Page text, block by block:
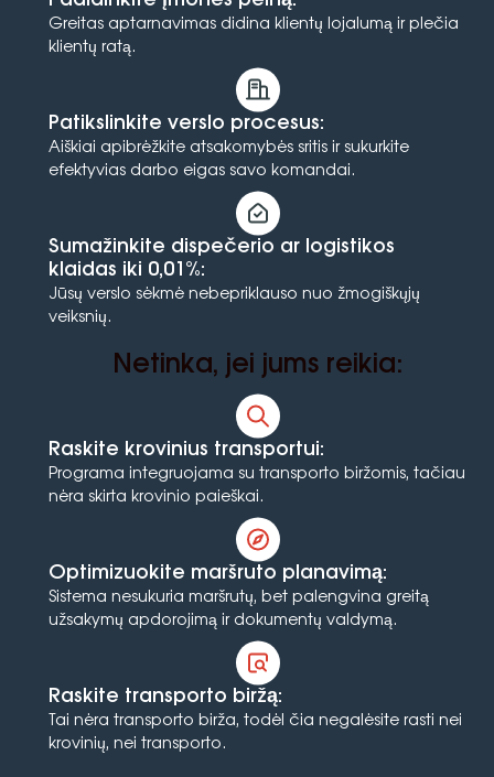
Greitas aptarnavimas didina klientų lojalumą ir plečia
klientų ratą.
Patikslinkite verslo procesus:
Aiškiai apibrėžkite atsakomybės sritis ir sukurkite
efektyvias darbo eigas savo komandai.
Sumažinkite dispečerio ar logistikos
klaidas iki 0,01%:
Jūsų verslo sėkmė nebepriklauso nuo žmogiškųjų
veiksnių.
Netinka, jei jums reikia:
Raskite krovinius transportui:
Programa integruojama su transporto biržomis, tačiau
nėra skirta krovinio paieškai.
Optimizuokite maršruto planavimą:
Sistema nesukuria maršrutų, bet palengvina greitą
užsakymų apdorojimą ir dokumentų valdymą.
Raskite transporto biržą:
Tai nėra transporto birža, todėl čia negalėsite rasti nei
krovinių, nei transporto.